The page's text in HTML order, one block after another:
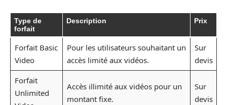
Type de
forfait
Description Prix
Forfait Basic
Video
Pour les utilisateurs souhaitant un
accès limité aux vidéos.
Sur
devis
Forfait
Unlimited
Accès illimité aux vidéos pour un
montant fixe.
Sur
devis